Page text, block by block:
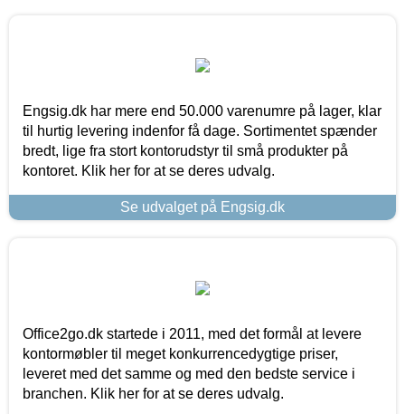
Engsig.dk har mere end 50.000 varenumre på lager, klar
til hurtig levering indenfor få dage. Sortimentet spænder
bredt, lige fra stort kontorudstyr til små produkter på
kontoret. Klik her for at se deres udvalg.
Se udvalget på Engsig.dk
Office2go.dk startede i 2011, med det formål at levere
kontormøbler til meget konkurrencedygtige priser,
leveret med det samme og med den bedste service i
branchen. Klik her for at se deres udvalg.